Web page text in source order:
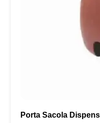
Porta Sacola